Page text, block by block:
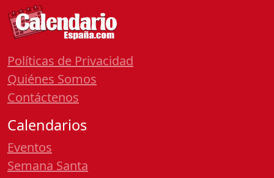
Políticas de Privacidad
Quiénes Somos
Contáctenos
Calendarios
Eventos
Semana Santa